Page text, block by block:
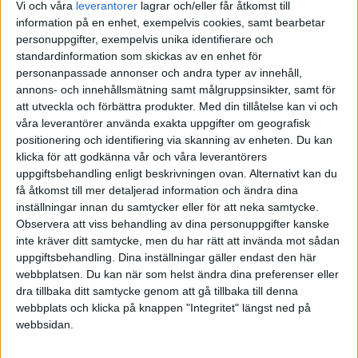
Vi och våra leverantorer lagrar och/eller får åtkomst till
information på en enhet, exempelvis cookies, samt bearbetar
personuppgifter, exempelvis unika identifierare och
standardinformation som skickas av en enhet för
personanpassade annonser och andra typer av innehåll,
annons- och innehållsmätning samt målgruppsinsikter, samt för
att utveckla och förbättra produkter. Med din tillåtelse kan vi och
våra leverantörer använda exakta uppgifter om geografisk
positionering och identifiering via skanning av enheten. Du kan
klicka för att godkänna vår och våra leverantörers
uppgiftsbehandling enligt beskrivningen ovan. Alternativt kan du
få åtkomst till mer detaljerad information och ändra dina
inställningar innan du samtycker eller för att neka samtycke.
Observera att viss behandling av dina personuppgifter kanske
inte kräver ditt samtycke, men du har rätt att invända mot sådan
uppgiftsbehandling. Dina inställningar gäller endast den här
webbplatsen. Du kan när som helst ändra dina preferenser eller
dra tillbaka ditt samtycke genom att gå tillbaka till denna
webbplats och klicka på knappen "Integritet" längst ned på
webbsidan.
bland annat chefredaktör för tidningen Vi,
Resumé, Läkartidningen och tidningen
Arbetet på sitt CV. Mats har även varit knuten
till Europafilm, Bonniers, Norstedts och SVT.
Författare till Tore Wretmans biografier plus
ett flertal egna böcker, nu senast prisade
Ägget - en mat- och kulturhistoria. Som
nästan ingen annan har han själv prövat på
olika medieformer liksom ägandeformernas
mångfald. Han har belönats med Stora
Journalistpriset för flaggskeppet Vecko-
Journalens sista nummer och för tidningen
Resumé.
Nedan ser du samtliga citat kompilerade
av Mats Ekdahl